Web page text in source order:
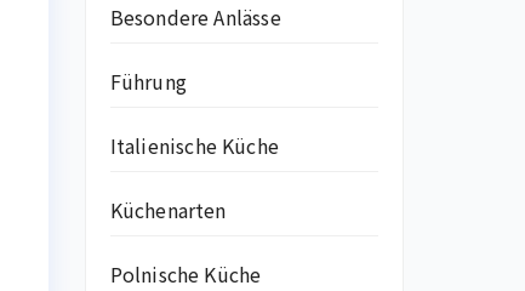
Besondere Anlässe
Führung
Italienische Küche
Küchenarten
Polnische Küche